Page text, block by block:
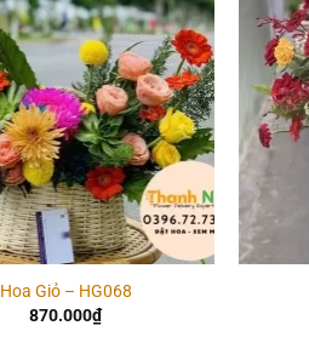
Hoa Giỏ – HG068
870.000₫